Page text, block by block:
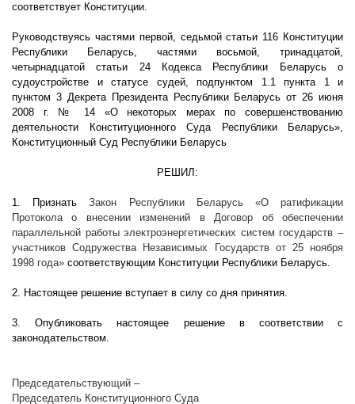
соответствует Конституции.
Руководствуясь частями первой, седьмой статьи 116 Конституции
Республики Беларусь, частями восьмой, тринадцатой,
четырнадцатой статьи 24 Кодекса Республики Беларусь о
судоустройстве и статусе судей, подпунктом 1.1 пункта 1 и
пунктом 3 Декрета Президента Республики Беларусь от 26 июня
2008 г. № 14 «О некоторых мерах по совершенствованию
деятельности Конституционного Суда Республики Беларусь»,
Конституционный Суд Республики Беларусь
РЕШИЛ:
1. ПризнатьЗакон Республики Беларусь «О ратификации
Протокола о внесении изменений в Договор об обеспечении
параллельной работы электроэнергетических систем государств –
участников Содружества Независимых Государств от 25 ноября
1998 года» соответствующим Конституции Республики Беларусь.
2. Настоящее решение вступает в силу со дня принятия.
3. Опубликовать настоящее решение в соответствии с
законодательством.
Председательствующий –
Председатель Конституционного Суда